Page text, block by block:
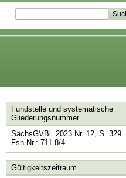
Fundstelle und systematische
Gliederungsnummer
SächsGVBl. 2023 Nr. 12, S. 329
Fsn-Nr.: 711-8/4
Gültigkeitszeitraum